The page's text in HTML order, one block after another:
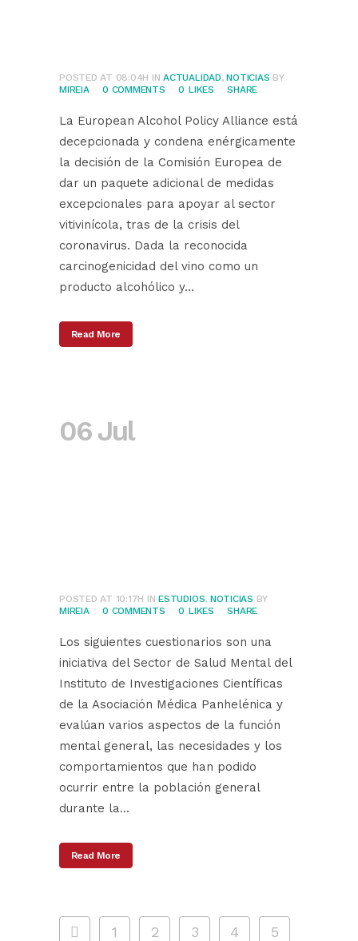
POSTED AT 08:04H INACTUALIDAD,NOTICIAS BY
MIREIA
0 COMMENTS 0 LIKES SHARE
La European Alcohol Policy Alliance está
decepcionada y condena enérgicamente
la decisión de la Comisión Europea de
dar un paquete adicional de medidas
excepcionales para apoyar al sector
vitivinícola, tras de la crisis del
coronavirus. Dada la reconocida
carcinogenicidad del vino como un
producto alcohólico y...
Read More
06 Jul
POSTED AT 10:17H INESTUDIOS, NOTICIAS BY
MIREIA
0 COMMENTS 0 LIKES SHARE
Los siguientes cuestionarios son una
iniciativa del Sector de Salud Mental del
Instituto de Investigaciones Científicas
de la Asociación Médica Panhelénica y
evalúan varios aspectos de la función
mental general, las necesidades y los
comportamientos que han podido
ocurrir entre la población general
durante la...
Read More
1 2 3 4
5